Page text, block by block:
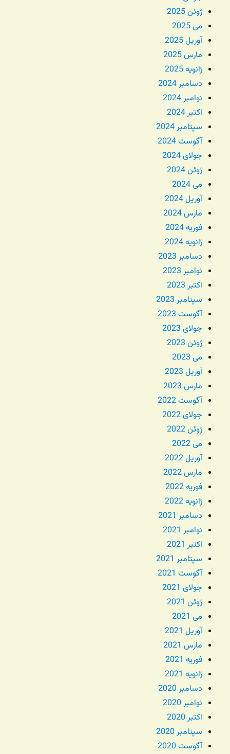
ژوئن 2025
می 2025
آوریل 2025
مارس 2025
ژانویه 2025
دسامبر 2024
نوامبر 2024
اکتبر 2024
سپتامبر 2024
آگوست 2024
جولای 2024
ژوئن 2024
می 2024
آوریل 2024
مارس 2024
فوریه 2024
ژانویه 2024
دسامبر 2023
نوامبر 2023
اکتبر 2023
سپتامبر 2023
آگوست 2023
جولای 2023
ژوئن 2023
می 2023
آوریل 2023
مارس 2023
آگوست 2022
جولای 2022
ژوئن 2022
می 2022
آوریل 2022
مارس 2022
فوریه 2022
ژانویه 2022
دسامبر 2021
نوامبر 2021
اکتبر 2021
سپتامبر 2021
آگوست 2021
جولای 2021
ژوئن 2021
می 2021
آوریل 2021
مارس 2021
فوریه 2021
ژانویه 2021
دسامبر 2020
نوامبر 2020
اکتبر 2020
سپتامبر 2020
آگوست 2020